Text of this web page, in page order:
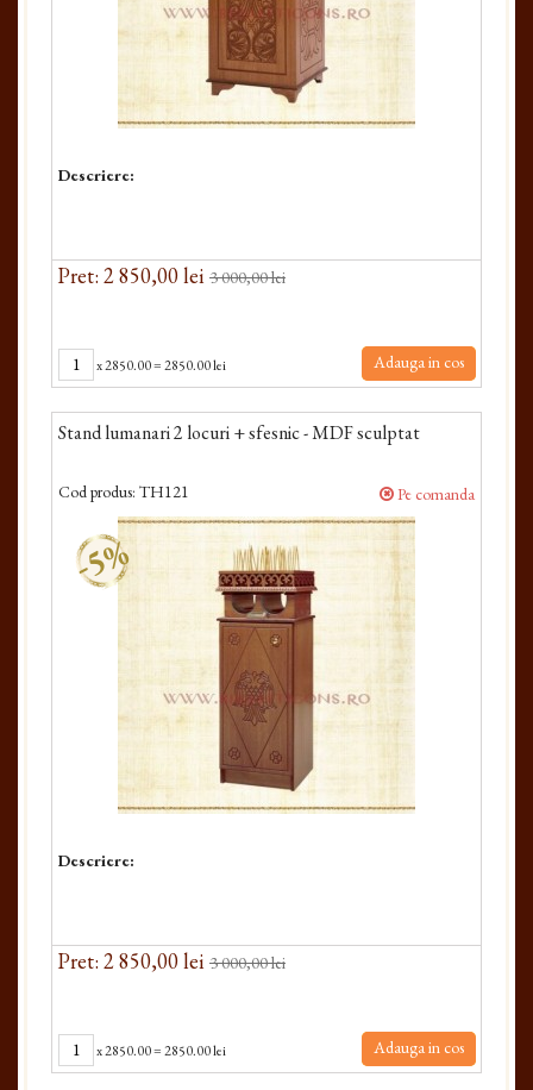
Descriere:
Pret: 2 850,00 lei 3 000,00 lei
x2850.00=2850.00 lei Adauga in cos
Stand lumanari 2 locuri + sfesnic - MDF sculptat
Cod produs: TH121 Pe comanda
-5%
Descriere:
Pret: 2 850,00 lei 3 000,00 lei
x2850.00=2850.00 lei Adauga in cos